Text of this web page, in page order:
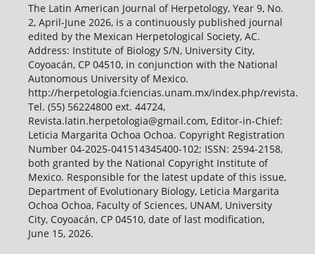
The Latin American Journal of Herpetology, Year 9, No.
2, April-June 2026, is a continuously published journal
edited by the Mexican Herpetological Society, AC.
Address: Institute of Biology S/N, University City,
Coyoacán, CP 04510, in conjunction with the National
Autonomous University of Mexico.
http://herpetologia.fciencias.unam.mx/index.php/revista.
Tel. (55) 56224800 ext. 44724,
Revista.latin.herpetologia@gmail.com, Editor-in-Chief:
Leticia Margarita Ochoa Ochoa. Copyright Registration
Number 04-2025-041514345400-102; ISSN: 2594-2158,
both granted by the National Copyright Institute of
Mexico. Responsible for the latest update of this issue,
Department of Evolutionary Biology, Leticia Margarita
Ochoa Ochoa, Faculty of Sciences, UNAM, University
City, Coyoacán, CP 04510, date of last modification,
June 15, 2026.